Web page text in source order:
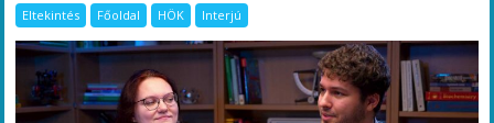
Eltekintés Főoldal HÖK Interjú